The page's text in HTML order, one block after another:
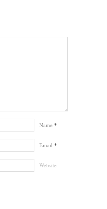
Name *
Email *
Website